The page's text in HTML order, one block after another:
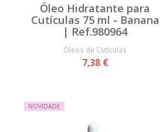
Óleo Hidratante para
Cutículas 75 ml - Banana
| Ref.980964
Óleos de Cutículas
7,38 €
NOVIDADE